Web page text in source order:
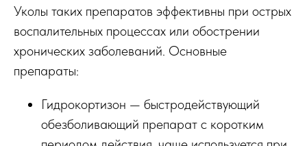
Уколы таких препаратов эффективны при острых
воспалительных процессах или обострении
хронических заболеваний. Основные
препараты:
Гидрокортизон — быстродействующий
обезболивающий препарат с коротким